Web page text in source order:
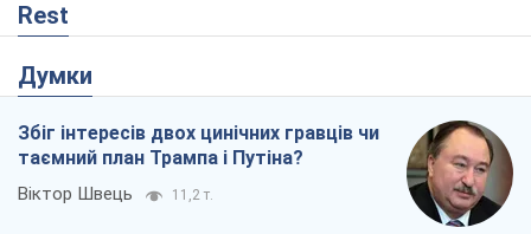
Rest
Думки
Збіг інтересів двох цинічних гравців чи
таємний план Трампа і Путіна?
Віктор Швець 11,2 т.